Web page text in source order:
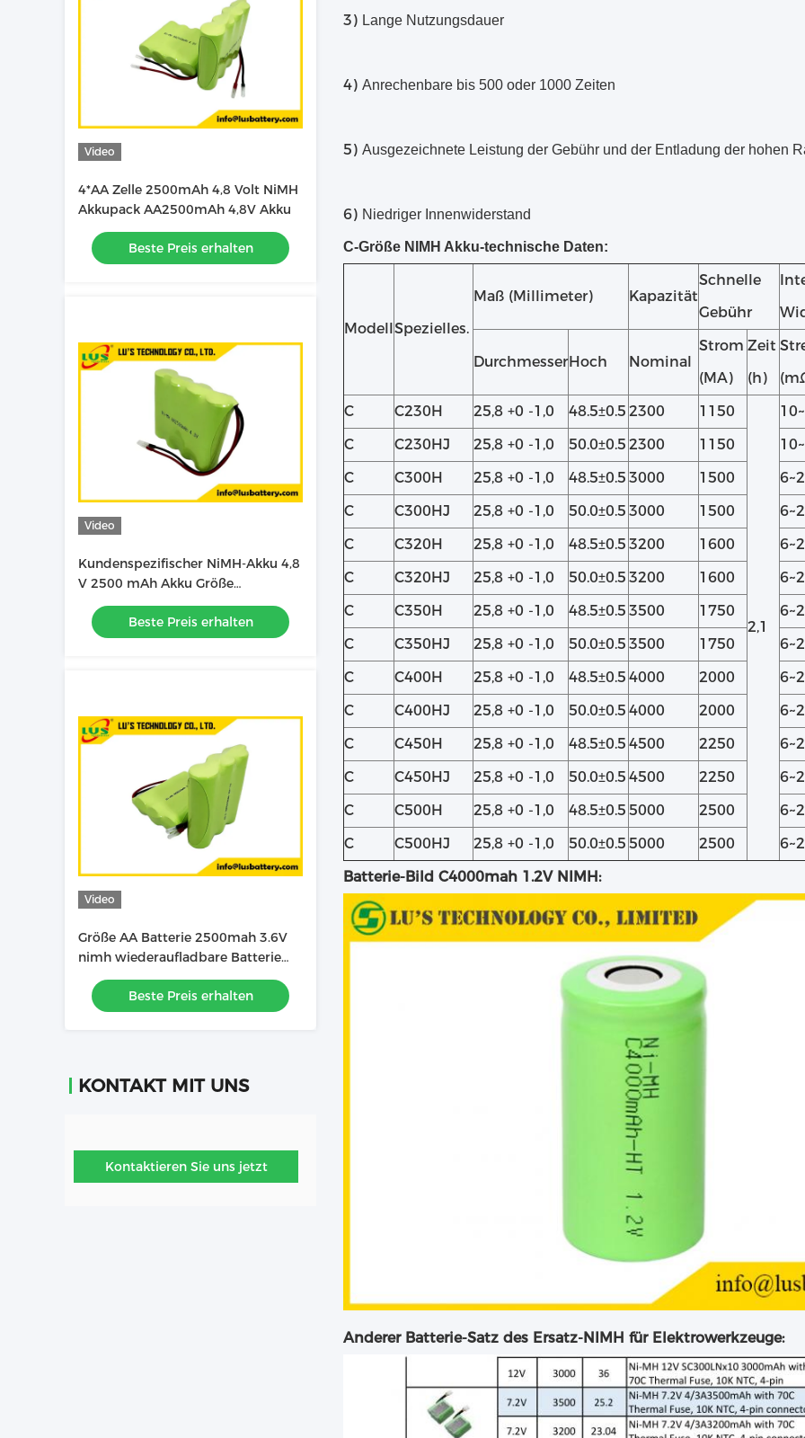
Video
4*AA Zelle 2500mAh 4,8 Volt NiMH
Akkupack AA2500mAh 4,8V Akku
Beste Preis erhalten
Video
Kundenspezifischer NiMH-Akku 4,8
V 2500 mAh Akku Größe
AA2500mAh Akku OEM
Beste Preis erhalten
Video
Größe AA Batterie 2500mah 3.6V
nimh wiederaufladbare Batterie
OEM nimh Batterie Fabrik
Beste Preis erhalten
KONTAKT MIT UNS
Kontaktieren Sie uns jetzt
3) Lange Nutzungsdauer
4) Anrechenbare bis 500 oder 1000 Zeiten
5) Ausgezeichnete Leistung der Gebühr und der Entladung der hohen
6) Niedriger Innenwiderstand
C-Größe NIMH Akku-technische Daten:
ModellSpezielles.
Maß (Millimeter) Kapazität
Schnelle
Gebühr
DurchmesserHoch Nominal
Strom
(MA)
Zeit
(h)
C
C230H 25,8 +0 -1,0 48.5±0.5 2300 1150
2,1
C
C230HJ 25,8 +0 -1,0 50.0±0.5 2300 1150
C
C300H 25,8 +0 -1,0 48.5±0.5 3000 1500
C
C300HJ 25,8 +0 -1,0 50.0±0.5 3000 1500
C
C320H 25,8 +0 -1,0 48.5±0.5 3200 1600
C
C320HJ 25,8 +0 -1,0 50.0±0.5 3200 1600
C
C350H 25,8 +0 -1,0 48.5±0.5 3500 1750
C
C350HJ 25,8 +0 -1,0 50.0±0.5 3500 1750
C
C400H 25,8 +0 -1,0 48.5±0.5 4000 2000
C
C400HJ 25,8 +0 -1,0 50.0±0.5 4000 2000
C
C450H 25,8 +0 -1,0 48.5±0.5 4500 2250
C
C450HJ 25,8 +0 -1,0 50.0±0.5 4500 2250
C
C500H 25,8 +0 -1,0 48.5±0.5 5000 2500
C
C500HJ 25,8 +0 -1,0 50.0±0.5 5000 2500
Batterie-Bild C4000mah 1.2V NIMH:
Anderer Batterie-Satz des Ersatz-NIMH für Elektrowerkzeuge: